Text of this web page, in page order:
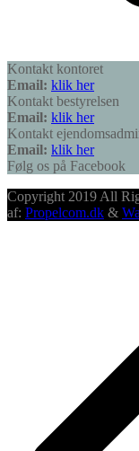
Kontakt kontoret
Email: klik her
Kontakt bestyrelsen
Email: klik her
Kontakt
Email: klik her
Følg os på Facebook
Copyright 2019 All
af: Propelcom.dk &